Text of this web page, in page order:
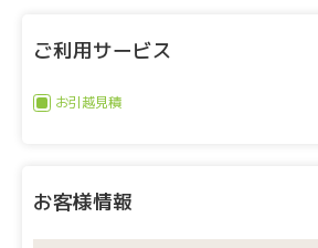
ご利用サービス
お引越見積
お客様情報